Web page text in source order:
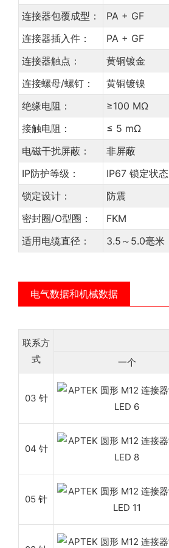
连接器包覆成型：
PA + GF
连接器插入件：
PA + GF
连接器触点：
黄铜镀金
连接螺母/螺钉：
黄铜镀镍
绝缘电阻：
≥100 MΩ
接触电阻：
≤ 5 mΩ
电磁干扰屏蔽：
非屏蔽
IP防护等级：
IP67 锁定状态
锁定设计：
防震
密封圈/O型圈：
FKM
适用电缆直径：
3.5～5.0毫米
电气数据和机械数据
联系方
式
一个
03 针
04 针
05 针